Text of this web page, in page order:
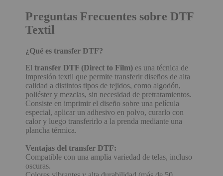
Preguntas Frecuentes sobre DTF
Textil
¿Qué es transfer DTF?
Eltransfer DTF (Direct to Film) es una técnica de
impresión textil que permite transferir diseños de alta
calidad a distintos tipos de tejidos, como algodón,
poliéster y mezclas, sin necesidad de pretratamientos.
Consiste en imprimir el diseño sobre una película
especial, aplicar un adhesivo en polvo, curarlo con
calor y luego transferirlo a la prenda mediante una
plancha térmica.
Ventajas del transfer DTF:
Compatible con una amplia variedad de telas, incluso
oscuras.